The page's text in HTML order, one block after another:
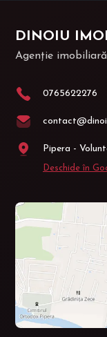
DINOIU
Agenție
0765622276
Pipera -
Deschide în